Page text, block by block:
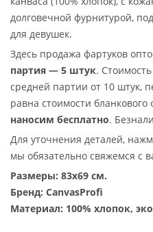
долговечной фурнитурой,
для девушек.
Здесь продажа фартуков
партия — 5 штук.
средней партии от 10 штук,
равна стоимости бланкового
наносим бесплатно.
Для уточнения деталей,
мы обязательно свяжемся с
Размеры: 83х69 см.
Бренд: CanvasProfi
Материал: 100% хлопок,